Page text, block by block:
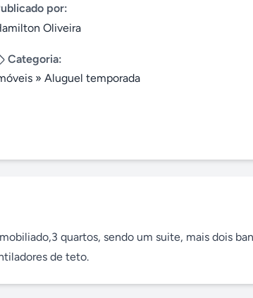
por:
Oliveira
Categoria:
» Aluguel temporada
quartos, sendo um suite, mais dois
de teto.